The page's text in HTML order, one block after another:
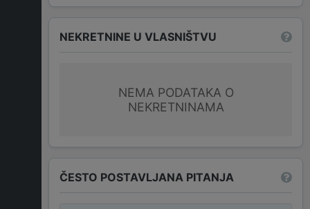
NEKRETNINE U VLASNIŠTVU
NEMA PODATAKA O
NEKRETNINAMA
ČESTO POSTAVLJANA PITANJA